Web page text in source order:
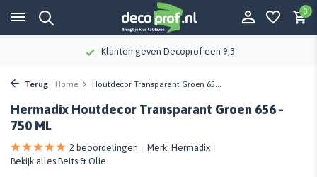
0
Klanten geven Decoprof een 9,3
Terug Home Houtdecor Transparant Groen 65...
Hermadix Houtdecor Transparant Groen 656 -
750 ML
2 beoordelingen Merk: Hermadix
Bekijk alles Beits & Olie